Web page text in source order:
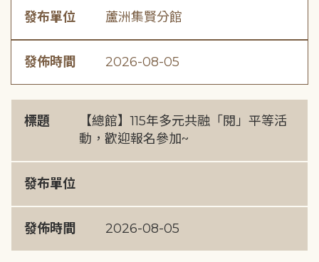
發布單位 蘆洲集賢分館
發佈時間 2026-08-05
標題
【總館】115年多元共融「閱」平等活
動，歡迎報名參加~
發布單位
發佈時間 2026-08-05